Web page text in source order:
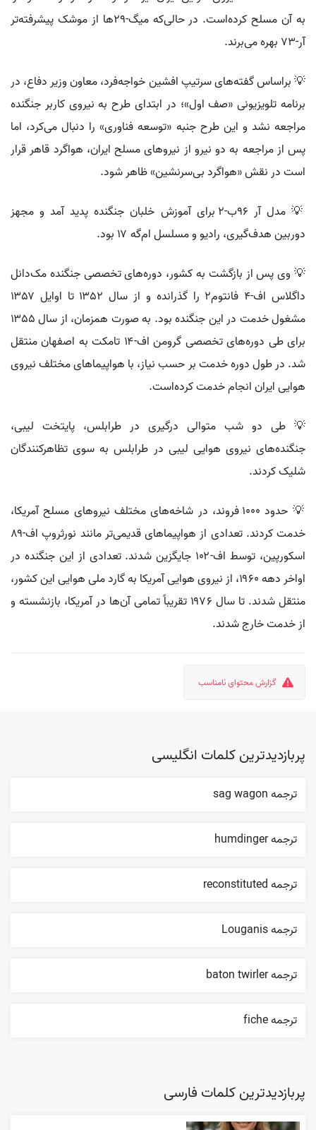
به آن مسلح کرده‌است. در حالی‌که میگ-۲۹ها از موشک پیشرفته‌تر
آر-۷۳ بهره می‌برند.
💡 براساس گفته‌های سرتیپ افشین خواجه‌فرد، معاون وزیر دفاع، در
برنامه تلویزیونی «صف اول»؛ در ابتدای طرح به نیروی کاربر جنگنده
مراجعه نشد و این طرح جنبه «توسعه فناوری» را دنبال می‌کرد، اما
پس از مراجعه به دو نیرو از نیروهای مسلح ایران، هواگرد قاهر قرار
است در نقش «هواگرد بی‌سرنشین» ظاهر شود.
💡 مدل آر ۹۶ب-۲ برای آموزش خلبان جنگنده پدید آمد و مجهز
دوربین هدف‌گیری، رادیو و مسلسل ام‌گه ۱۷ بود.
💡 وی پس از بازگشت به کشور، دوره‌های تخصصی جنگنده مک‌دانل
داگلاس اف-۴ فانتوم۲ را گذرانده و از سال ۱۳۵۲ تا اوایل ۱۳۵۷
مشغول خدمت در این جنگنده بود. به صورت همزمان، از سال ۱۳۵۵
برای طی دوره‌های تخصصی گرومن اف-۱۴ تامکت به اصفهان منتقل
شد. در طول دوره خدمت بر حسب نیاز، با هواپیماهای مختلف نیروی
هوایی ایران انجام خدمت کرده‌است.
💡 طی دو شب متوالی درگیری در طرابلس، پایتخت لیبی،
جنگنده‌های نیروی هوایی لیبی در طرابلس به سوی تظاهرکنندگان
شلیک کردند.
💡 حدود ۱۰۰۰ فروند، در شاخه‌های مختلف نیروهای مسلح آمریکا،
خدمت کردند. تعدادی از هواپیماهای قدیمی‌تر مانند نورثروپ اف-۸۹
اسکورپین، توسط اف-۱۰۲ جایگزین شدند. تعدادی از این جنگنده در
اواخر دهه ۱۹۶۰، از نیروی هوایی آمریکا به گارد ملی هوایی این کشور،
منتقل شدند. تا سال ۱۹۷۶ تقریباً تمامی آن‌ها در آمریکا، بازنشسته و
از خدمت خارج شدند.
گزارش محتوای نامناسب
پربازدیدترین کلمات انگلیسی
ترجمه sag wagon
ترجمه humdinger
ترجمه reconstituted
ترجمه Louganis
ترجمه baton twirler
ترجمه fiche
پربازدیدترین کلمات فارسی